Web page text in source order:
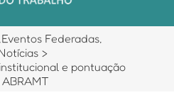
Eventos Federadas
e pontuação